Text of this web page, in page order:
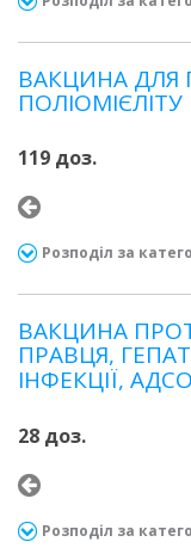
ВАКЦИНА ДЛЯ
ПОЛІОМІЄЛІТУ
119 доз.
Розподіл за
ВАКЦИНА
ПРАВЦЯ,
ІНФЕКЦІЇ,
28 доз.
Розподіл за